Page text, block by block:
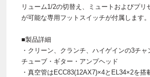
リューム1/2の切替え、ミュートおよびプリ
が可能な専用フットスイッチが付属します。
■製品詳細
・クリーン、クランチ、ハイゲインの3チャ
チューブ・ギター・アンプヘッド
・真空管はECC83(12AX7)×4とEL34×2を搭